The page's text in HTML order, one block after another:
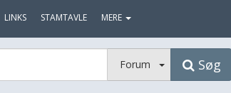
LINKS STAMTAVLE MERE
Forum Søg